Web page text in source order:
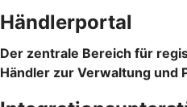
Händlerportal
Der zentrale Bereich für
Händler zur Verwaltung und